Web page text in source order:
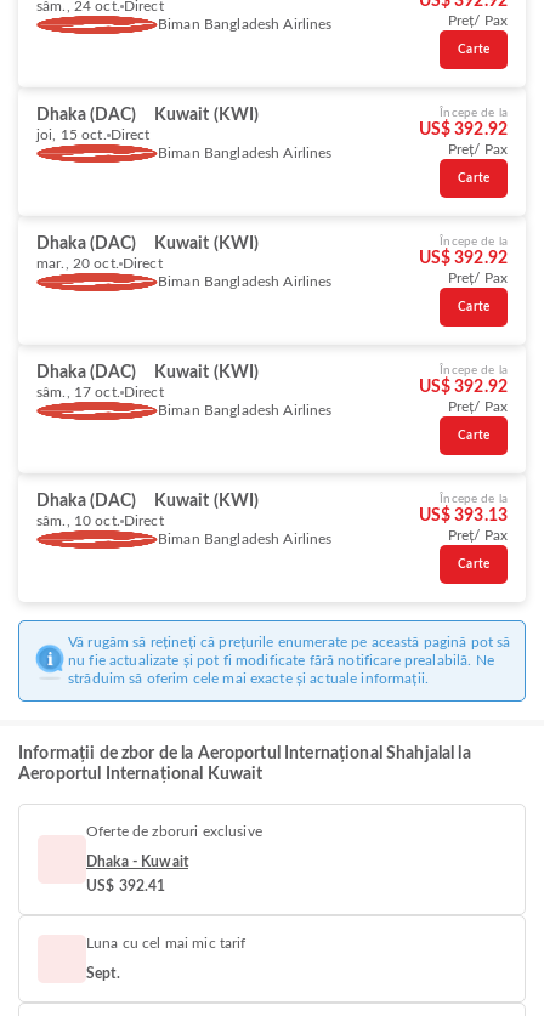
sâm., 24 oct. Direct
Biman Bangladesh Airlines
Preț/ Pax
Carte
Dhaka (DAC) Kuwait (KWI)
joi, 15 oct. Direct
Biman Bangladesh Airlines
Începe de la
US$ 392.92
Preț/ Pax
Carte
Dhaka (DAC) Kuwait (KWI)
mar., 20 oct. Direct
Biman Bangladesh Airlines
Începe de la
US$ 392.92
Preț/ Pax
Carte
Dhaka (DAC) Kuwait (KWI)
sâm., 17 oct. Direct
Biman Bangladesh Airlines
Începe de la
US$ 392.92
Preț/ Pax
Carte
Dhaka (DAC) Kuwait (KWI)
sâm., 10 oct. Direct
Biman Bangladesh Airlines
Începe de la
US$ 393.13
Preț/ Pax
Carte
Vă rugăm să rețineți că prețurile enumerate pe această pagină pot să
nu fie actualizate și pot fi modificate fără notificare prealabilă. Ne
străduim să oferim cele mai exacte și actuale informații.
Informații de zbor de la Aeroportul Internațional Shahjalal la
Aeroportul Internațional Kuwait
Oferte de zboruri exclusive
Dhaka - Kuwait
US$ 392.41
Luna cu cel mai mic tarif
Sept.